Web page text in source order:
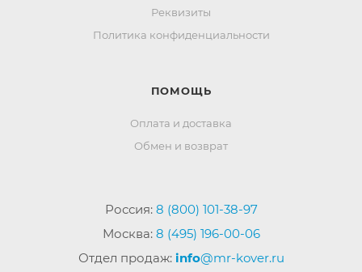
Реквизиты
Политика конфиденциальности
ПОМОЩЬ
Оплата и доставка
Обмен и возврат
Россия: 8 (800) 101-38-97
Москва: 8 (495) 196-00-06
Отдел продаж: info@mr-kover.ru